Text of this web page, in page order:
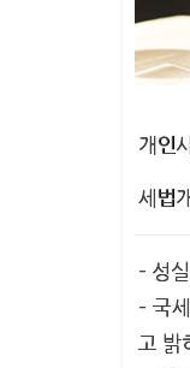
개인
세법
– 성
– 국
고 밝